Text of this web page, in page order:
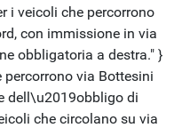
i veicoli che percorrono
con immissione in via
obbligatoria a destra." }
percorrono via Bottesini
dell\u2019obbligo di
che circolano su via